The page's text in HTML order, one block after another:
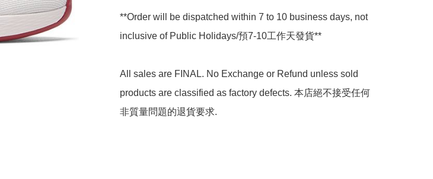
**Order will be dispatched within 7 to 10 business days, not
inclusive of Public Holidays/預7-10工作天發貨**
All sales are FINAL. No Exchange or Refund unless sold
products are classified as factory defects. 本店絕不接受任何
非質量問題的退貨要求.